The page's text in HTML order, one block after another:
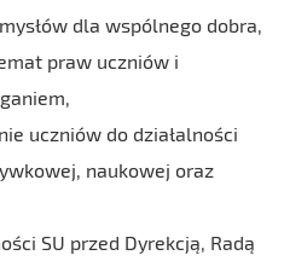
dla wspólnego dobra,
praw uczniów i
uczniów do działalności
naukowej oraz
SU przed Dyrekcją, Radą